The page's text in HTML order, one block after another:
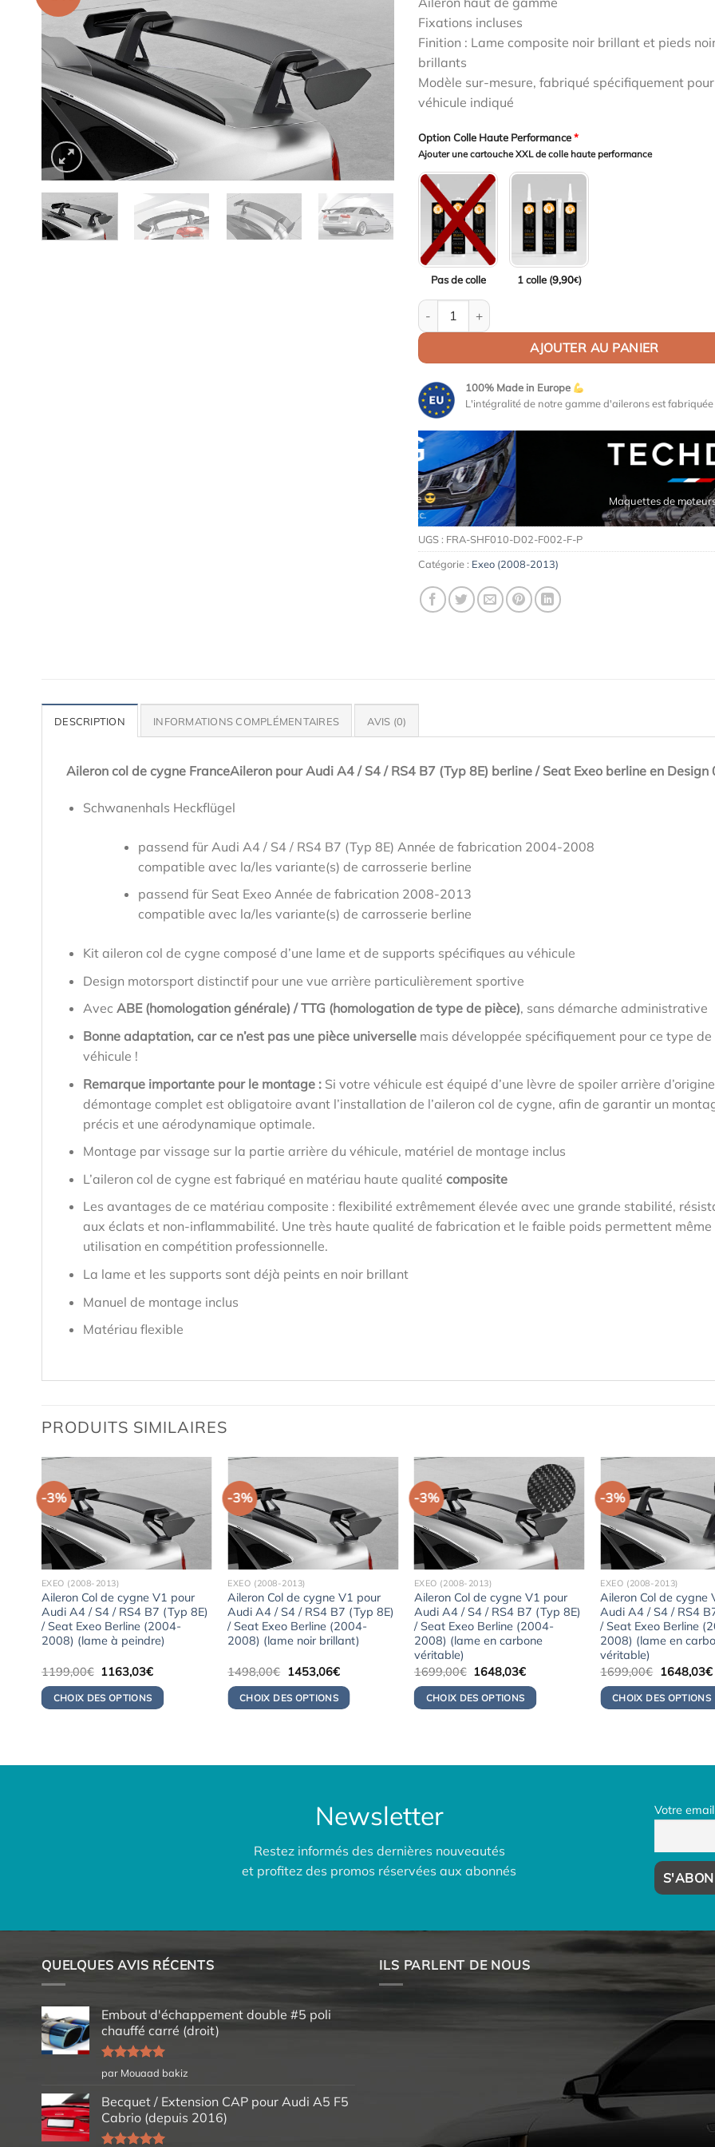
initial
était :
1498,00€.1453,06€.
Fixations incluses
Finition : Lame composite noir brillant et pieds
brillants
Modèle sur-mesure, fabriqué spécifiquement
véhicule indiqué
Option Colle Haute Performance*
Ajouter une cartouche XXL de colle haute performance
Pas de colle 1 colle (9,90€)
quantité de Aileron Col de cygne V2 pour Audi A4 /
AJOUTER AU PANIER
100% Made in Europe
L'intégralité de notre gamme d'ailerons est fabriquée
Maquettes de moteurs Premium
UGS : FRA-SHF010-D02-F002-F-P
Catégorie : Exeo (2008-2013)
DESCRIPTION INFORMATIONS COMPLÉMENTAIRES AVIS (0)
Aileron col de cygne FranceAileron pour Audi A4 / S4 / RS4 B7 (Typ 8E) berline / Seat Exeo berline en Design
Schwanenhals Heckflügel
passend für Audi A4 / S4 / RS4 B7 (Typ 8E) Année de fabrication 2004-2008
compatible avec la/les variante(s) de carrosserie berline
passend für Seat Exeo Année de fabrication 2008-2013
compatible avec la/les variante(s) de carrosserie berline
Kit aileron col de cygne composé d’une lame et de supports spécifiques au véhicule
Design motorsport distinctif pour une vue arrière particulièrement sportive
Avec ABE (homologation générale) / TTG (homologation de type de pièce), sans démarche administrative
Bonne adaptation, car ce n’est pas une pièce universellemais développée spécifiquement pour ce type de
véhicule !
Remarque importante pour le montage : Si votre véhicule est équipé d’une lèvre de spoiler arrière
démontage complet est obligatoire avant l’installation de l’aileron col de cygne, afin de garantir un
précis et une aérodynamique optimale.
Montage par vissage sur la partie arrière du véhicule, matériel de montage inclus
L’aileron col de cygne est fabriqué en matériau haute qualité composite
Les avantages de ce matériau composite : flexibilité extrêmement élevée avec une grande stabilité,
aux éclats et non-inflammabilité. Une très haute qualité de fabrication et le faible poids permettent même
utilisation en compétition professionnelle.
La lame et les supports sont déjà peints en noir brillant
Manuel de montage inclus
Matériau flexible
PRODUITS SIMILAIRES
-3%
EXEO (2008-2013)
Aileron Col de cygne V1 pour
Audi A4 / S4 / RS4 B7 (Typ 8E)
/ Seat Exeo Berline (2004-
2008) (lame à peindre)
1199,00€ Le
initial
était :
1163,03€Le
actuel
est :
CHOIX DES OPTIONS
-3%
EXEO (2008-2013)
Aileron Col de cygne V1 pour
Audi A4 / S4 / RS4 B7 (Typ 8E)
/ Seat Exeo Berline (2004-
2008) (lame noir brillant)
1498,00€ Le
initial
était :
1453,06€Le
actuel
est :
CHOIX DES OPTIONS
-3%
EXEO (2008-2013)
Aileron Col de cygne V1 pour
Audi A4 / S4 / RS4 B7 (Typ 8E)
/ Seat Exeo Berline (2004-
2008) (lame en carbone
véritable)
1699,00€ Le
initial
était :
1648,03€Le
actuel
est :
CHOIX DES OPTIONS
-3%
EXEO (2008-2013)
Aileron Col de cygne
Audi A4 / S4 / RS4
/ Seat Exeo Berline
2008) (lame en
véritable)
1699,00€ Le
initial
était :
1648,03€
CHOIX DES OPTIONS
Newsletter
Restez informés des dernières nouveautés
et profitez des promos réservées aux abonnés
Votre email
QUELQUES AVIS RÉCENTS
Embout d'échappement double #5 poli
chauffé carré (droit)
Note5sur
5
par Mouaad bakiz
Becquet / Extension CAP pour Audi A5 F5
Cabrio (depuis 2016)
ILS PARLENT DE NOUS